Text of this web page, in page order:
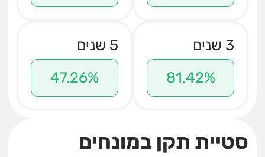
3 שנים
81.42%
5 שנים
47.26%
סטיית תקן במונחים